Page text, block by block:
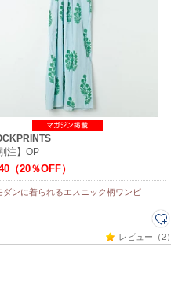
注】OP
（20％OFF）
ダンに着られるエスニック柄ワンピ
レビュー（2）